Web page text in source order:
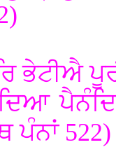
ਭੇਟੀਐ
ਪੰਨਾਂ 522)